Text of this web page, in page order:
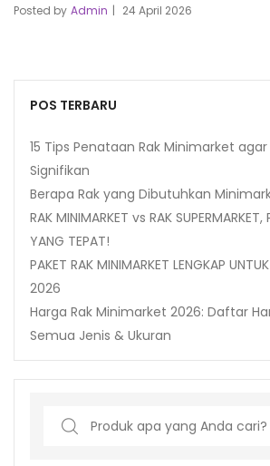
Posted by Admin 24 April 2026
POS TERBARU
15 Tips Penataan Rak Minimarket
Signifikan
Berapa Rak yang Dibutuhkan
RAK MINIMARKET vs RAK SUPERMARKET,
YANG TEPAT!
PAKET RAK MINIMARKET LENGKAP
2026
Harga Rak Minimarket 2026: Daftar
Semua Jenis & Ukuran
Search